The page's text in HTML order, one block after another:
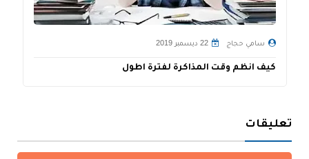
سامي حجاج 22 ديسمبر 2019
كيف انظم وقت المذاكرة لفترة اطول
تعليقات